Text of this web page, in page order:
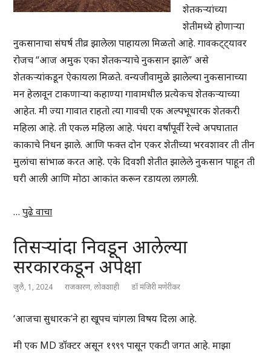
शेतकऱ्यांच्या
शेतीमध्ये होणाऱ्या
नुकसानाचा संघर्ष तीव्र झालेला पाहायला मिळतो आहे. गावकट्ट्यावर
रोजच “आज अमुक एका शेतकऱ्याचे नुकसान झाले” असे
शेतकऱ्यांकडून ऐकायला मिळते. वन्यजीवामुळे झालेल्या नुकसानाच्या
मन हेलावून टाकणाऱ्या कहाण्या गावामधील प्रत्येकच शेतकऱ्याच्या
आहेत. मी ज्या गावात राहतो त्या गावची एक अल्पभूधारक शेतकरी
महिला आहे. ती एकल महिला आहे. पंधरा वर्षांपूर्वी रेल्वे अपघातात
काकाचे निधन झाले. आणि फक्त दोन एकर शेतीच्या भरवशावर ती तीन
मुलांचा सांभाळ करत आहे. एके दिवशी शेतीत झालेले नुकसान पाहून ती
घरी आली आणि मोठा आकांत करून रडायला लागली.
…पुढे वाचा
तिसऱ्यांदा निवडून आलेल्या
सरकारकडून अपेक्षा
जुलै, 1, 2024 राजकारण,लोकशाही डॉ मंजिरी मणेरीकर
‘आजचा सुधारक’ने हा खूपच चांगला विषय दिला आहे.
मी एक MD डॉक्टर असून १९९९ पासून एकटी जगत आहे. माझा